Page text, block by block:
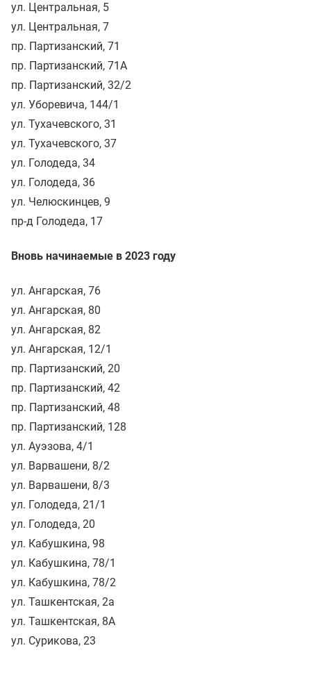
ул. Центральная, 5
ул. Центральная, 7
пр. Партизанский, 71
пр. Партизанский, 71А
пр. Партизанский, 32/2
ул. Уборевича, 144/1
ул. Тухачевского, 31
ул. Тухачевского, 37
ул. Голодеда, 34
ул. Голодеда, 36
ул. Челюскинцев, 9
пр-д Голодеда, 17
Вновь начинаемые в 2023 году
ул. Ангарская, 76
ул. Ангарская, 80
ул. Ангарская, 82
ул. Ангарская, 12/1
пр. Партизанский, 20
пр. Партизанский, 42
пр. Партизанский, 48
пр. Партизанский, 128
ул. Ауэзова, 4/1
ул. Варвашени, 8/2
ул. Варвашени, 8/3
ул. Голодеда, 21/1
ул. Голодеда, 20
ул. Кабушкина, 98
ул. Кабушкина, 78/1
ул. Кабушкина, 78/2
ул. Ташкентская, 2а
ул. Ташкентская, 8А
ул. Сурикова, 23